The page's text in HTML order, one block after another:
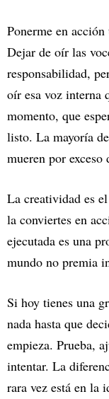
Ponerme en
Dejar de oír las
responsabilidad,
oír esa voz interna
momento, que
listo. La mayoría
mueren por exceso
La creatividad es
la conviertes en
ejecutada es una
mundo no premia
Si hoy tienes una
nada hasta que
empieza. Prueba,
intentar. La
rara vez está en la